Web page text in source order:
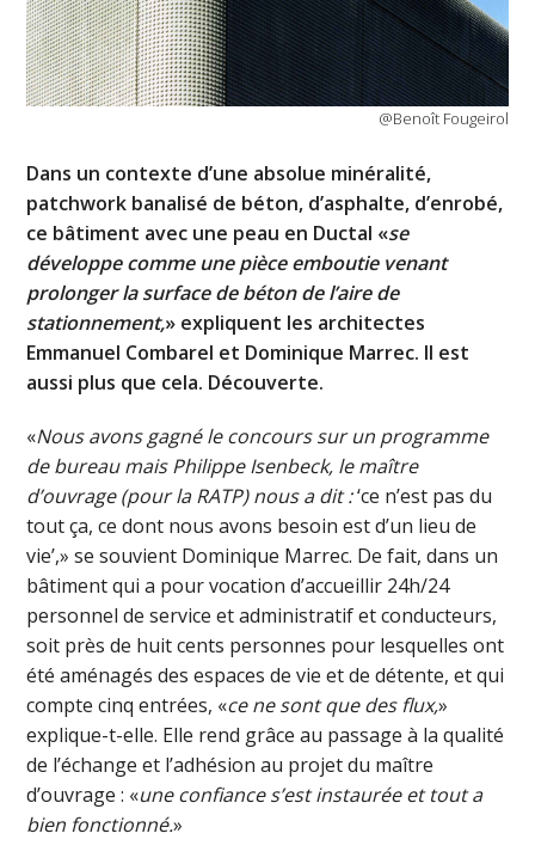
@Benoît Fougeirol
Dans un contexte d’une absolue minéralité,
patchwork banalisé de béton, d’asphalte, d’enrobé,
ce bâtiment avec une peau en Ductal «se
développe comme une pièce emboutie venant
prolonger la surface de béton de l’aire de
stationnement,» expliquent les architectes
Emmanuel Combarel et Dominique Marrec. Il est
aussi plus que cela. Découverte.
«Nous avons gagné le concours sur un programme
de bureau mais Philippe Isenbeck, le maître
d’ouvrage (pour la RATP) nous a dit :‘ce n’est pas du
tout ça, ce dont nous avons besoin est d’un lieu de
vie’,» se souvient Dominique Marrec. De fait, dans un
bâtiment qui a pour vocation d’accueillir 24h/24
personnel de service et administratif et conducteurs,
soit près de huit cents personnes pour lesquelles ont
été aménagés des espaces de vie et de détente, et qui
compte cinq entrées, «ce ne sont que des flux,»
explique-t-elle. Elle rend grâce au passage à la qualité
de l’échange et l’adhésion au projet du maître
d’ouvrage : «une confiance s’est instaurée et tout a
bien fonctionné.»